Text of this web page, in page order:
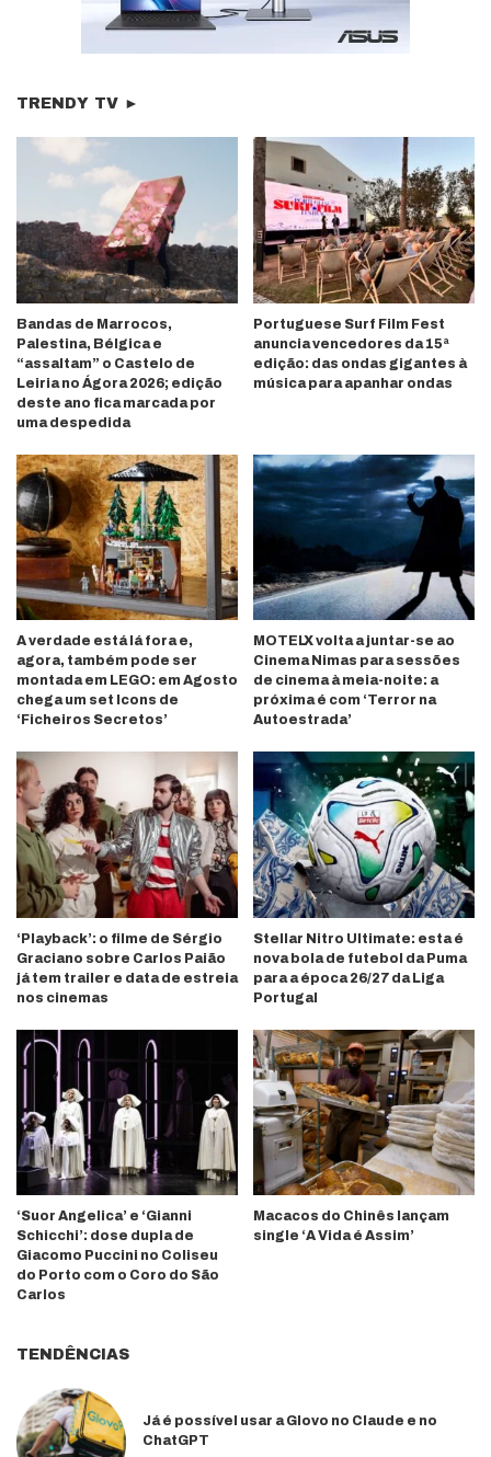
TRENDY TV ►
Bandas de Marrocos,
Palestina, Bélgica e
“assaltam” o Castelo de
Leiria no Ágora 2026; edição
deste ano fica marcada por
uma despedida
Portuguese Surf Film Fest
anuncia vencedores da 15ª
edição: das ondas gigantes à
música para apanhar ondas
A verdade está lá fora e,
agora, também pode ser
montada em LEGO: em Agosto
chega um set Icons de
‘Ficheiros Secretos’
MOTELX volta a juntar-se ao
Cinema Nimas para sessões
de cinema à meia-noite: a
próxima é com ‘Terror na
Autoestrada’
‘Playback’: o filme de Sérgio
Graciano sobre Carlos Paião
já tem trailer e data de estreia
nos cinemas
Stellar Nitro Ultimate: esta é
nova bola de futebol da Puma
para a época 26/27 da Liga
Portugal
‘Suor Angelica’ e ‘Gianni
Schicchi’: dose dupla de
Giacomo Puccini no Coliseu
do Porto com o Coro do São
Carlos
Macacos do Chinês lançam
single ‘A Vida é Assim’
TENDÊNCIAS
Já é possível usar a Glovo no Claude e no
ChatGPT